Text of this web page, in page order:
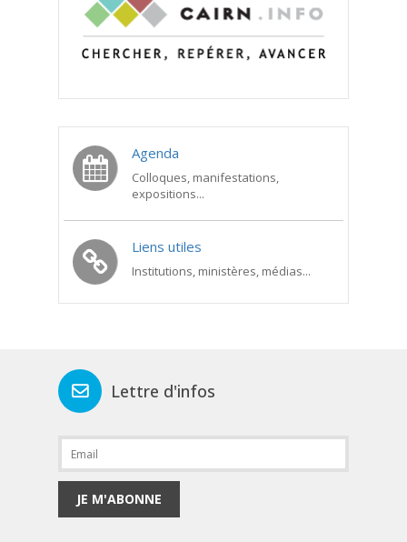
Agenda
Colloques, manifestations,
expositions...
Liens utiles
Institutions, ministères, médias...
Lettre d'infos
JE M'ABONNE